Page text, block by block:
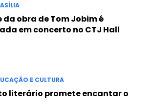
lobortis sit
tortor
condimentum
ac felis
dolor
obra de Tom Jobim é
em concerto no CTJ Hall
E CULTURA
literário promete encantar o